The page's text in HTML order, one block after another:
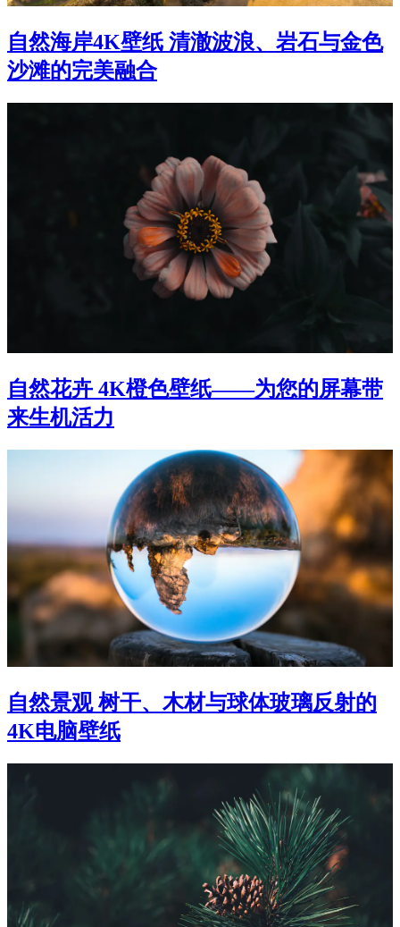
自然海岸4K壁纸 清澈波浪、岩石与金色
沙滩的完美融合
自然花卉 4K橙色壁纸——为您的屏幕带
来生机活力
自然景观 树干、木材与球体玻璃反射的
4K电脑壁纸